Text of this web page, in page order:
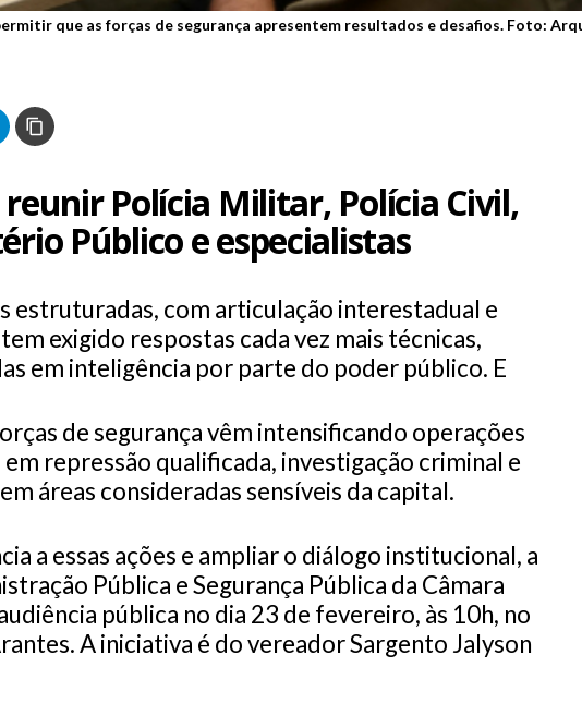
que as forças de segurança apresentem resultados e desafios. Foto:
Polícia Militar, Polícia Civil,
Público e especialistas
estruturadas, com articulação interestadual e
exigido respostas cada vez mais técnicas,
em inteligência por parte do poder público. E
de segurança vêm intensificando operações
repressão qualificada, investigação criminal e
áreas consideradas sensíveis da capital.
a essas ações e ampliar o diálogo institucional, a
Pública e Segurança Pública da Câmara
pública no dia 23 de fevereiro, às 10h, no
A iniciativa é do vereador Sargento Jalyson